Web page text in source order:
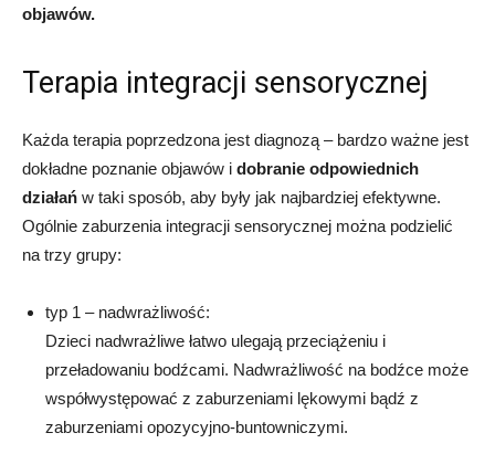
objawów.
Terapia integracji sensorycznej
Każda terapia poprzedzona jest diagnozą – bardzo ważne jest
dokładne poznanie objawów i dobranie odpowiednich
działań w taki sposób, aby były jak najbardziej efektywne.
Ogólnie zaburzenia integracji sensorycznej można podzielić
na trzy grupy:
typ 1 – nadwrażliwość:
Dzieci nadwrażliwe łatwo ulegają przeciążeniu i
przeładowaniu bodźcami. Nadwrażliwość na bodźce może
współwystępować z zaburzeniami lękowymi bądź z
zaburzeniami opozycyjno-buntowniczymi.